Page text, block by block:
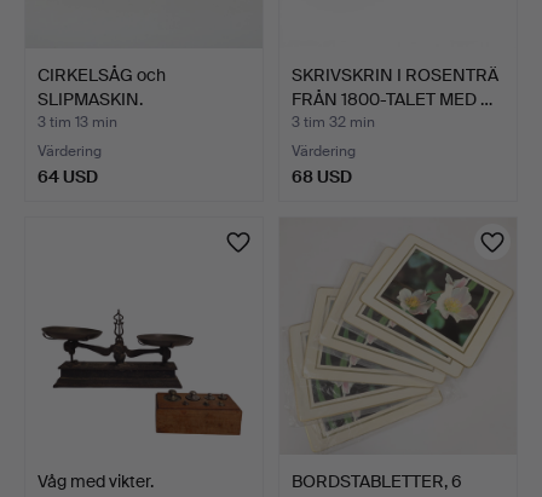
CIRKELSÅG och
SLIPMASKIN.
3 tim 13 min
Värdering
64 USD
SKRIVSKRIN I ROSENTRÄ
FRÅN 1800-TALET MED …
3 tim 32 min
Värdering
68 USD
Våg med vikter.
BORDSTABLETTER, 6